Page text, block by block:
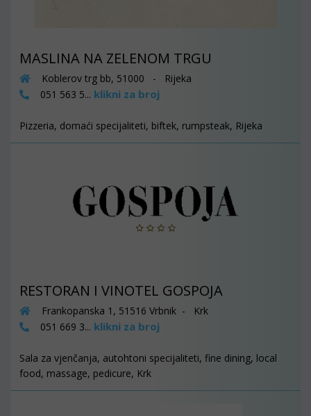
MASLINA NA ZELENOM TRGU
Koblerov trg bb, 51000 - Rijeka
051 563 5... klikni za broj
Pizzeria, domaći specijaliteti, biftek, rumpsteak, Rijeka
RESTORAN I VINOTEL GOSPOJA
Frankopanska 1, 51516 Vrbnik - Krk
051 669 3... klikni za broj
Sala za vjenčanja, autohtoni specijaliteti, fine dining, local
food, massage, pedicure, Krk